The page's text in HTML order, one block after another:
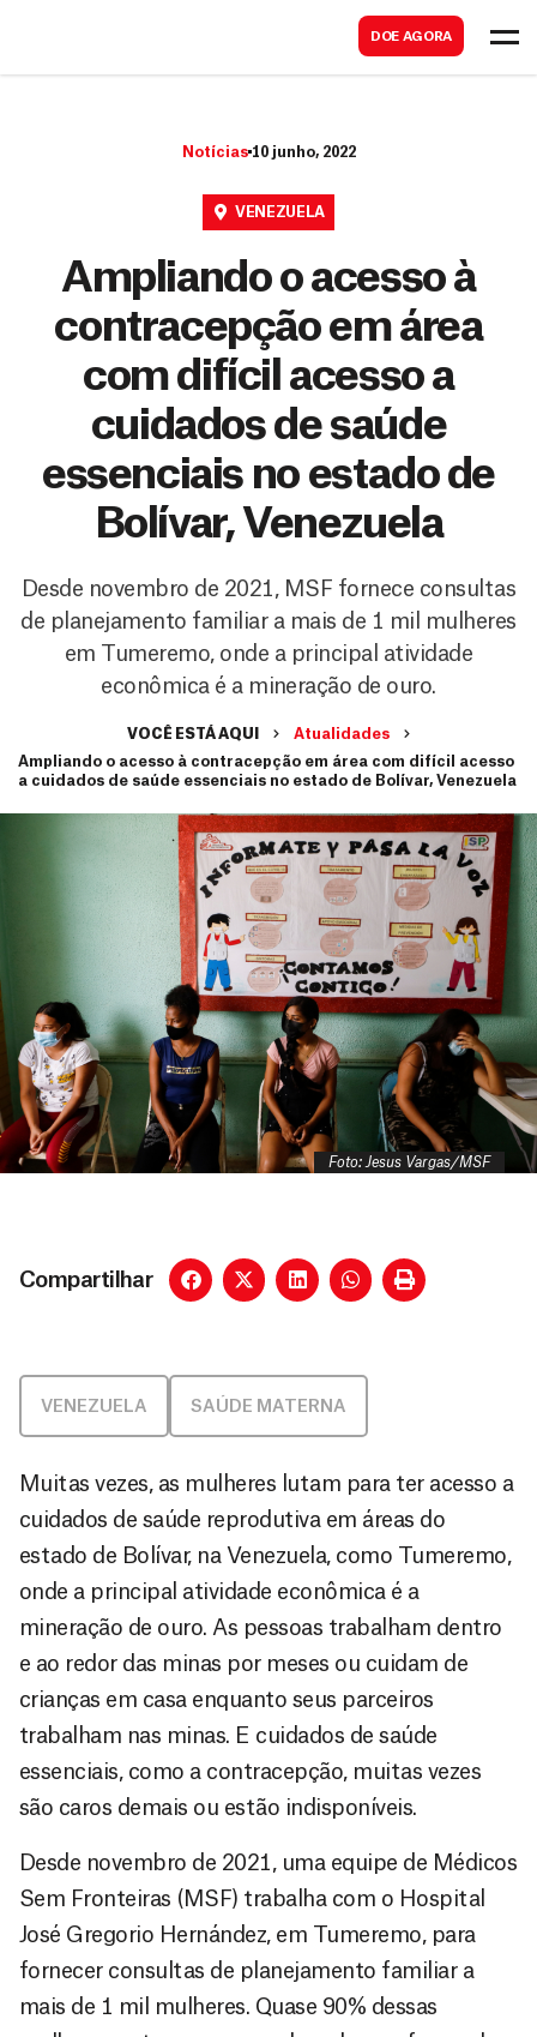
DOE AGORA
r
Notícias 10 junho, 2022
VENEZUELA
Ampliando o acesso à
contracepção em área
com difícil acesso a
cuidados de saúde
essenciais no estado de
Bolívar, Venezuela
Desde novembro de 2021, MSF fornece consultas
de planejamento familiar a mais de 1 mil mulheres
em Tumeremo, onde a principal atividade
econômica é a mineração de ouro.
VOCÊ ESTÁ AQUI
Atualidades
Ampliando o acesso à contracepção em área com difícil acesso
a cuidados de saúde essenciais no estado de Bolívar, Venezuela
Foto: Jesus Vargas/MSF
Compartilhar
VENEZUELA SAÚDE MATERNA
Muitas vezes, as mulheres lutam para ter acesso a
cuidados de saúde reprodutiva em áreas do
estado de Bolívar, na Venezuela, como Tumeremo,
onde a principal atividade econômica é a
mineração de ouro. As pessoas trabalham dentro
e ao redor das minas por meses ou cuidam de
crianças em casa enquanto seus parceiros
trabalham nas minas. E cuidados de saúde
essenciais, como a contracepção, muitas vezes
são caros demais ou estão indisponíveis.
Desde novembro de 2021, uma equipe de Médicos
Sem Fronteiras (MSF) trabalha com o Hospital
José Gregorio Hernández, em Tumeremo, para
fornecer consultas de planejamento familiar a
mais de 1 mil mulheres. Quase 90% dessas
a
r